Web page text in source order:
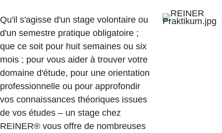
Qu'il s'agisse d'un stage volontaire ou
d'un semestre pratique obligatoire ;
que ce soit pour huit semaines ou six
mois ; pour vous aider à trouver votre
domaine d'étude, pour une orientation
professionnelle ou pour approfondir
vos connaissances théoriques issues
de vos études – un stage chez
REINER® vous offre de nombreuses